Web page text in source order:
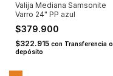
Valija Mediana Samsonite
Varro 24" PP azul
$379.900
$322.915 con Transferencia o
depósito